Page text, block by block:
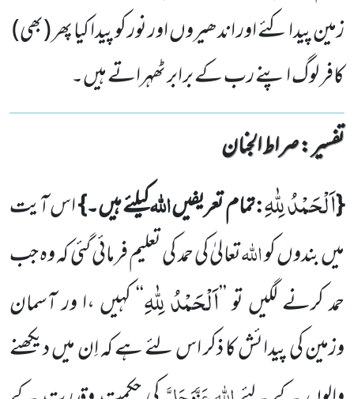
زمین پیدا کئے اور اندھیروں اور نور کو پیدا کیا پھر (بھی)
کافر لوگ اپنے رب کے برابر ٹھہراتے ہیں۔
تفسیر : ‎صراط الجنان
{اَلْحَمْدُ لِلّٰهِ:تمام تعریفیںاللہکیلئے ہیں۔}اس آیت
میں بندوں کواللہتعالیٰ کی حمد کی تعلیم فرمائی گئی کہ وہ جب
حمد کرنے لگیں تو ’’اَلْحَمْدُ لِلّٰهِ‘‘ کہیں ،ا ور آسمان
وزمین کی پیدائش کا ذکر اس لئے ہے کہ اِن میں دیکھنے